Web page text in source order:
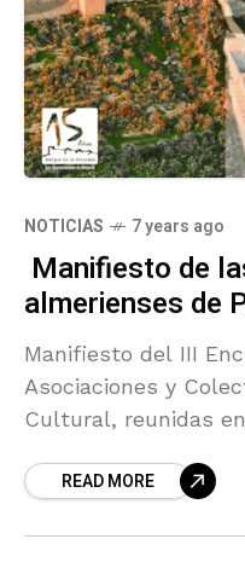
NOTICIAS 7 years ago
Manifiesto de
almerienses de
Manifiesto del III Encuentro Provincial de
Asociaciones y
Cultural, reunidas
READ MORE